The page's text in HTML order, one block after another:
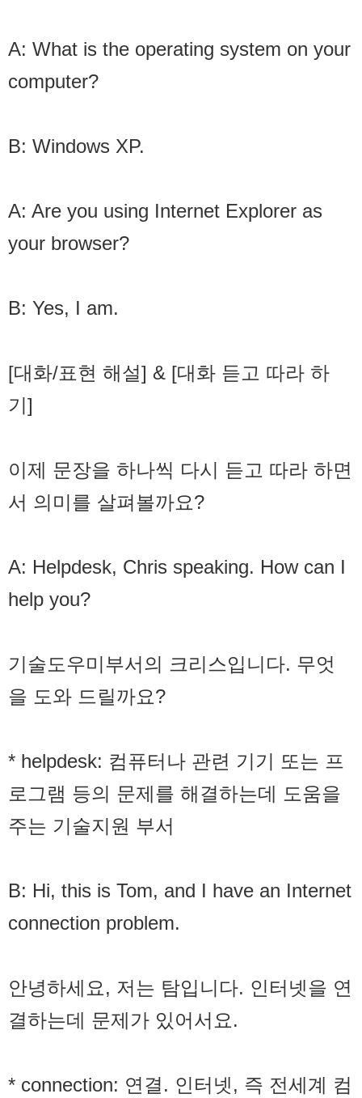
A: What is the operating system on your
computer?
B: Windows XP.
A: Are you using Internet Explorer as
your browser?
B: Yes, I am.
[대화/표현 해설] & [대화 듣고 따라 하
기]
이제 문장을 하나씩 다시 듣고 따라 하면
서 의미를 살펴볼까요?
A: Helpdesk, Chris speaking. How can I
help you?
기술도우미부서의 크리스입니다. 무엇
을 도와 드릴까요?
* helpdesk: 컴퓨터나 관련 기기 또는 프
로그램 등의 문제를 해결하는데 도움을
주는 기술지원 부서
B: Hi, this is Tom, and I have an Internet
connection problem.
안녕하세요, 저는 탐입니다. 인터넷을 연
결하는데 문제가 있어서요.
* connection: 연결. 인터넷, 즉 전세계 컴